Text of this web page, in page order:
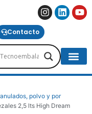
Contacto
polvo y por
2,5 lts High Dream